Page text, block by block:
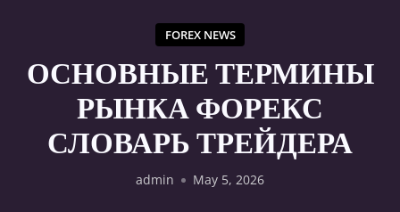
FOREX NEWS
ОСНОВНЫЕ ТЕРМИНЫ
РЫНКА ФОРЕКС
СЛОВАРЬ ТРЕЙДЕРА
admin May 5, 2026